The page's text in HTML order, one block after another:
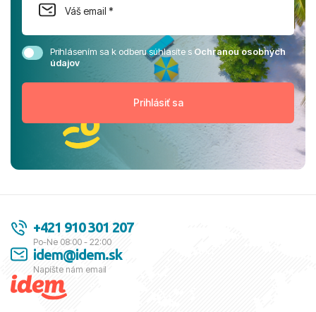
Prihlásením sa k odberu súhlasíte sOchranou osobných
údajov
+421 910 301 207
Po-Ne 08:00 - 22:00
idem@idem.sk
Napíšte nám email